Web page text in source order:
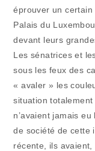
éprouver un
Palais du
devant leurs
Les sénatrices et
sous les feux des
« avaler » les
situation
n’avaient jamais
de société de cette
récente, ils